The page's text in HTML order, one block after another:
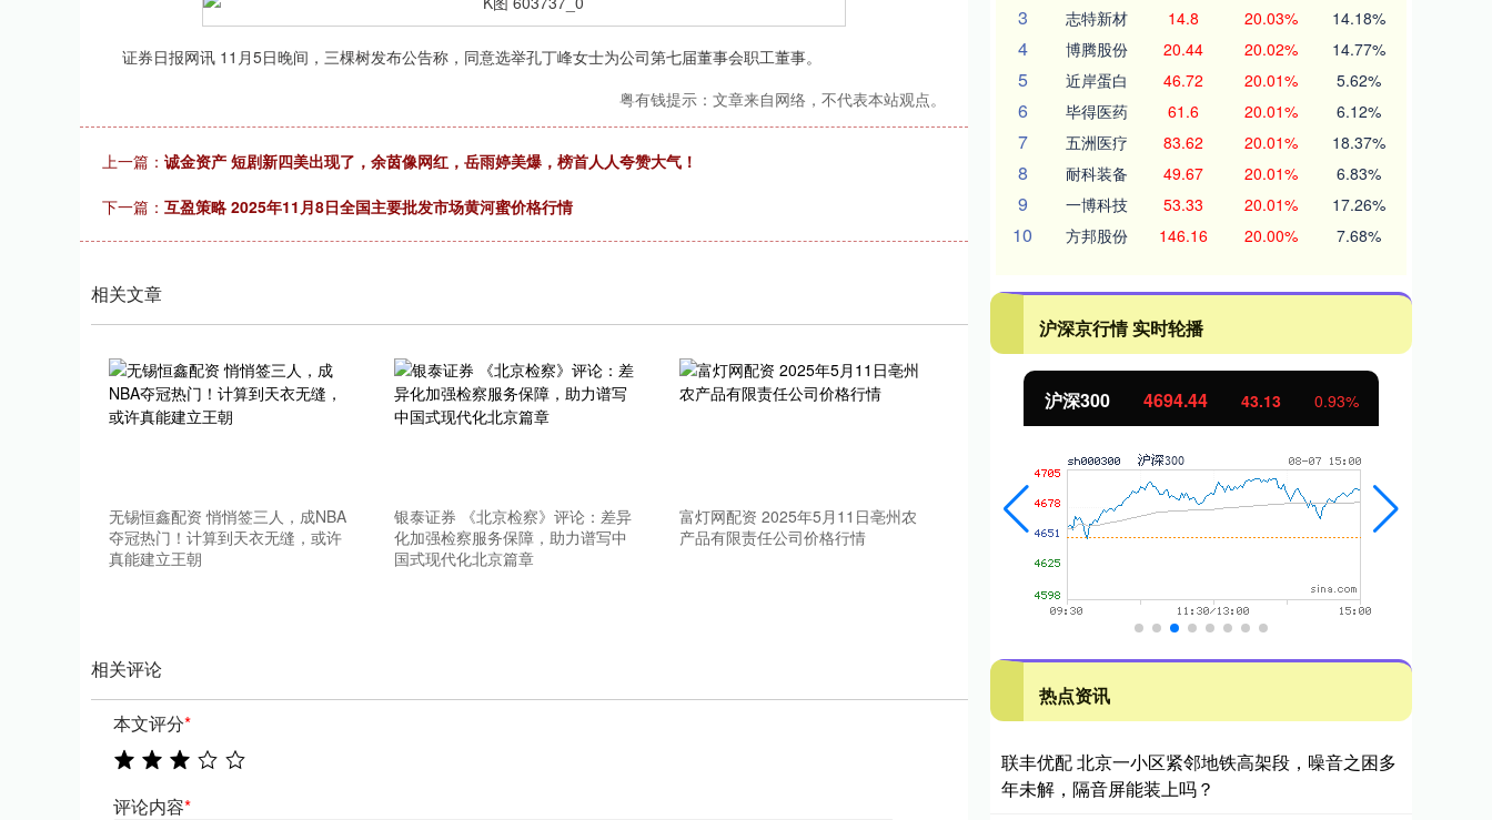
证券日报网讯 11月5日晚间，三棵树发布公告称，同意选举孔丁峰女士为公司第七届董事会职工董事。
粤有钱提示：文章来自网络，不代表本站观点。
上一篇： 诚金资产 短剧新四美出现了，余茵像网红，岳雨婷美爆，榜首人人夸赞大气！
下一篇： 互盈策略 2025年11月8日全国主要批发市场黄河蜜价格行情
相关文章
无锡恒鑫配资 悄悄签三人，成NBA
夺冠热门！计算到天衣无缝，或许
真能建立王朝
银泰证券 《北京检察》评论：差异
化加强检察服务保障，助力谱写中
国式现代化北京篇章
富灯网配资 2025年5月11日亳州农
产品有限责任公司价格行情
相关评论
本文评分*
评论内容*
3 志特新材 14.8 20.03% 14.18%
4 博腾股份 20.44 20.02% 14.77%
5 近岸蛋白 46.72 20.01% 5.62%
6 毕得医药 61.6 20.01% 6.12%
7 五洲医疗 83.62 20.01% 18.37%
8 耐科装备 49.67 20.01% 6.83%
9 一博科技 53.33 20.01% 17.26%
10 方邦股份 146.16 20.00% 7.68%
沪深京行情 实时轮播
上证指数 3940.04 39.68 1.02% 深证成指 14311.01 200.89 沪深300 4694.44 43.13 0.93%
热点资讯
联丰优配 北京一小区紧邻地铁高架段，噪音之困多
年未解，隔音屏能装上吗？